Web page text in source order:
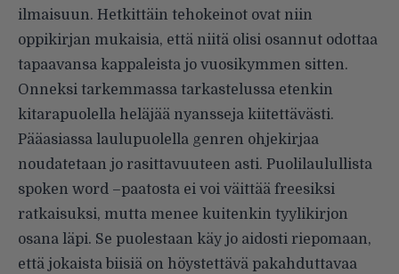
ilmaisuun. Hetkittäin tehokeinot ovat niin
oppikirjan mukaisia, että niitä olisi osannut odottaa
tapaavansa kappaleista jo vuosikymmen sitten.
Onneksi tarkemmassa tarkastelussa etenkin
kitarapuolella heläjää nyansseja kiitettävästi.
Pääasiassa laulupuolella genren ohjekirjaa
noudatetaan jo rasittavuuteen asti. Puolilaulullista
spoken word –paatosta ei voi väittää freesiksi
ratkaisuksi, mutta menee kuitenkin tyylikirjon
osana läpi. Se puolestaan käy jo aidosti riepomaan,
että jokaista biisiä on höystettävä pakahduttavaa